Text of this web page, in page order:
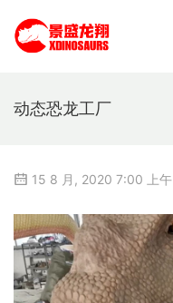
动态恐龙工厂
15 8 月, 2020 7:00 上午